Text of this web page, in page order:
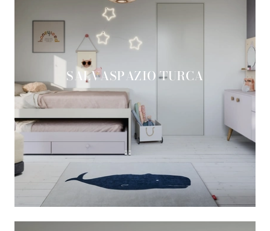
SALVASPAZIO TURCA